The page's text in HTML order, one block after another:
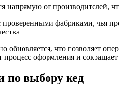
напрямую от производителей,
фабриками, чья
обновляется, что позволяет
процесс оформления и
по выбору кед